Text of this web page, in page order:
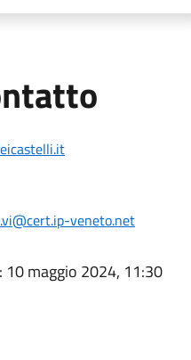
veneto.net
: 10 maggio 2024, 11:30